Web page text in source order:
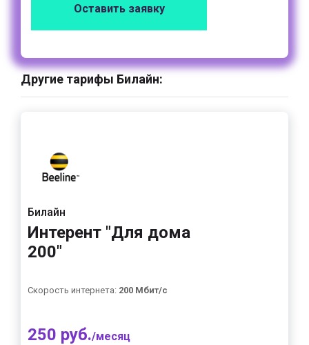
Оставить заявку
Другие тарифы Билайн:
Билайн
Интерент "Для дома
200"
Скорость интернета: 200 Мбит/с
250 руб./месяц